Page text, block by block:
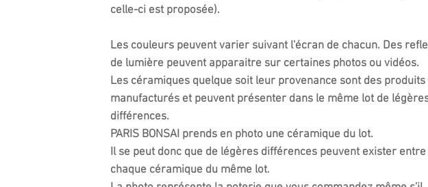
celle-ci est proposée).
Les couleurs peuvent varier suivant l'écran de chacun. Des
de lumière peuvent apparaitre sur certaines photos ou vidéos.
Les céramiques quelque soit leur provenance sont des produits
manufacturés et peuvent présenter dans le même lot de
différences.
PARIS BONSAI prends en photo une céramique du lot.
Il se peut donc que de légères différences peuvent exister entre
chaque céramique du même lot.